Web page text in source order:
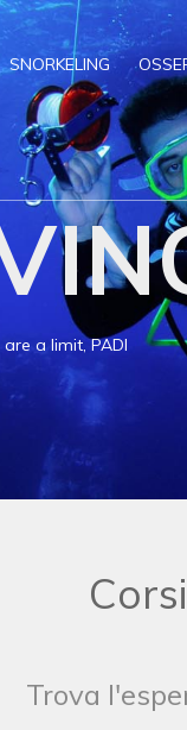
SNORKELING
a limit, PADI
Trova